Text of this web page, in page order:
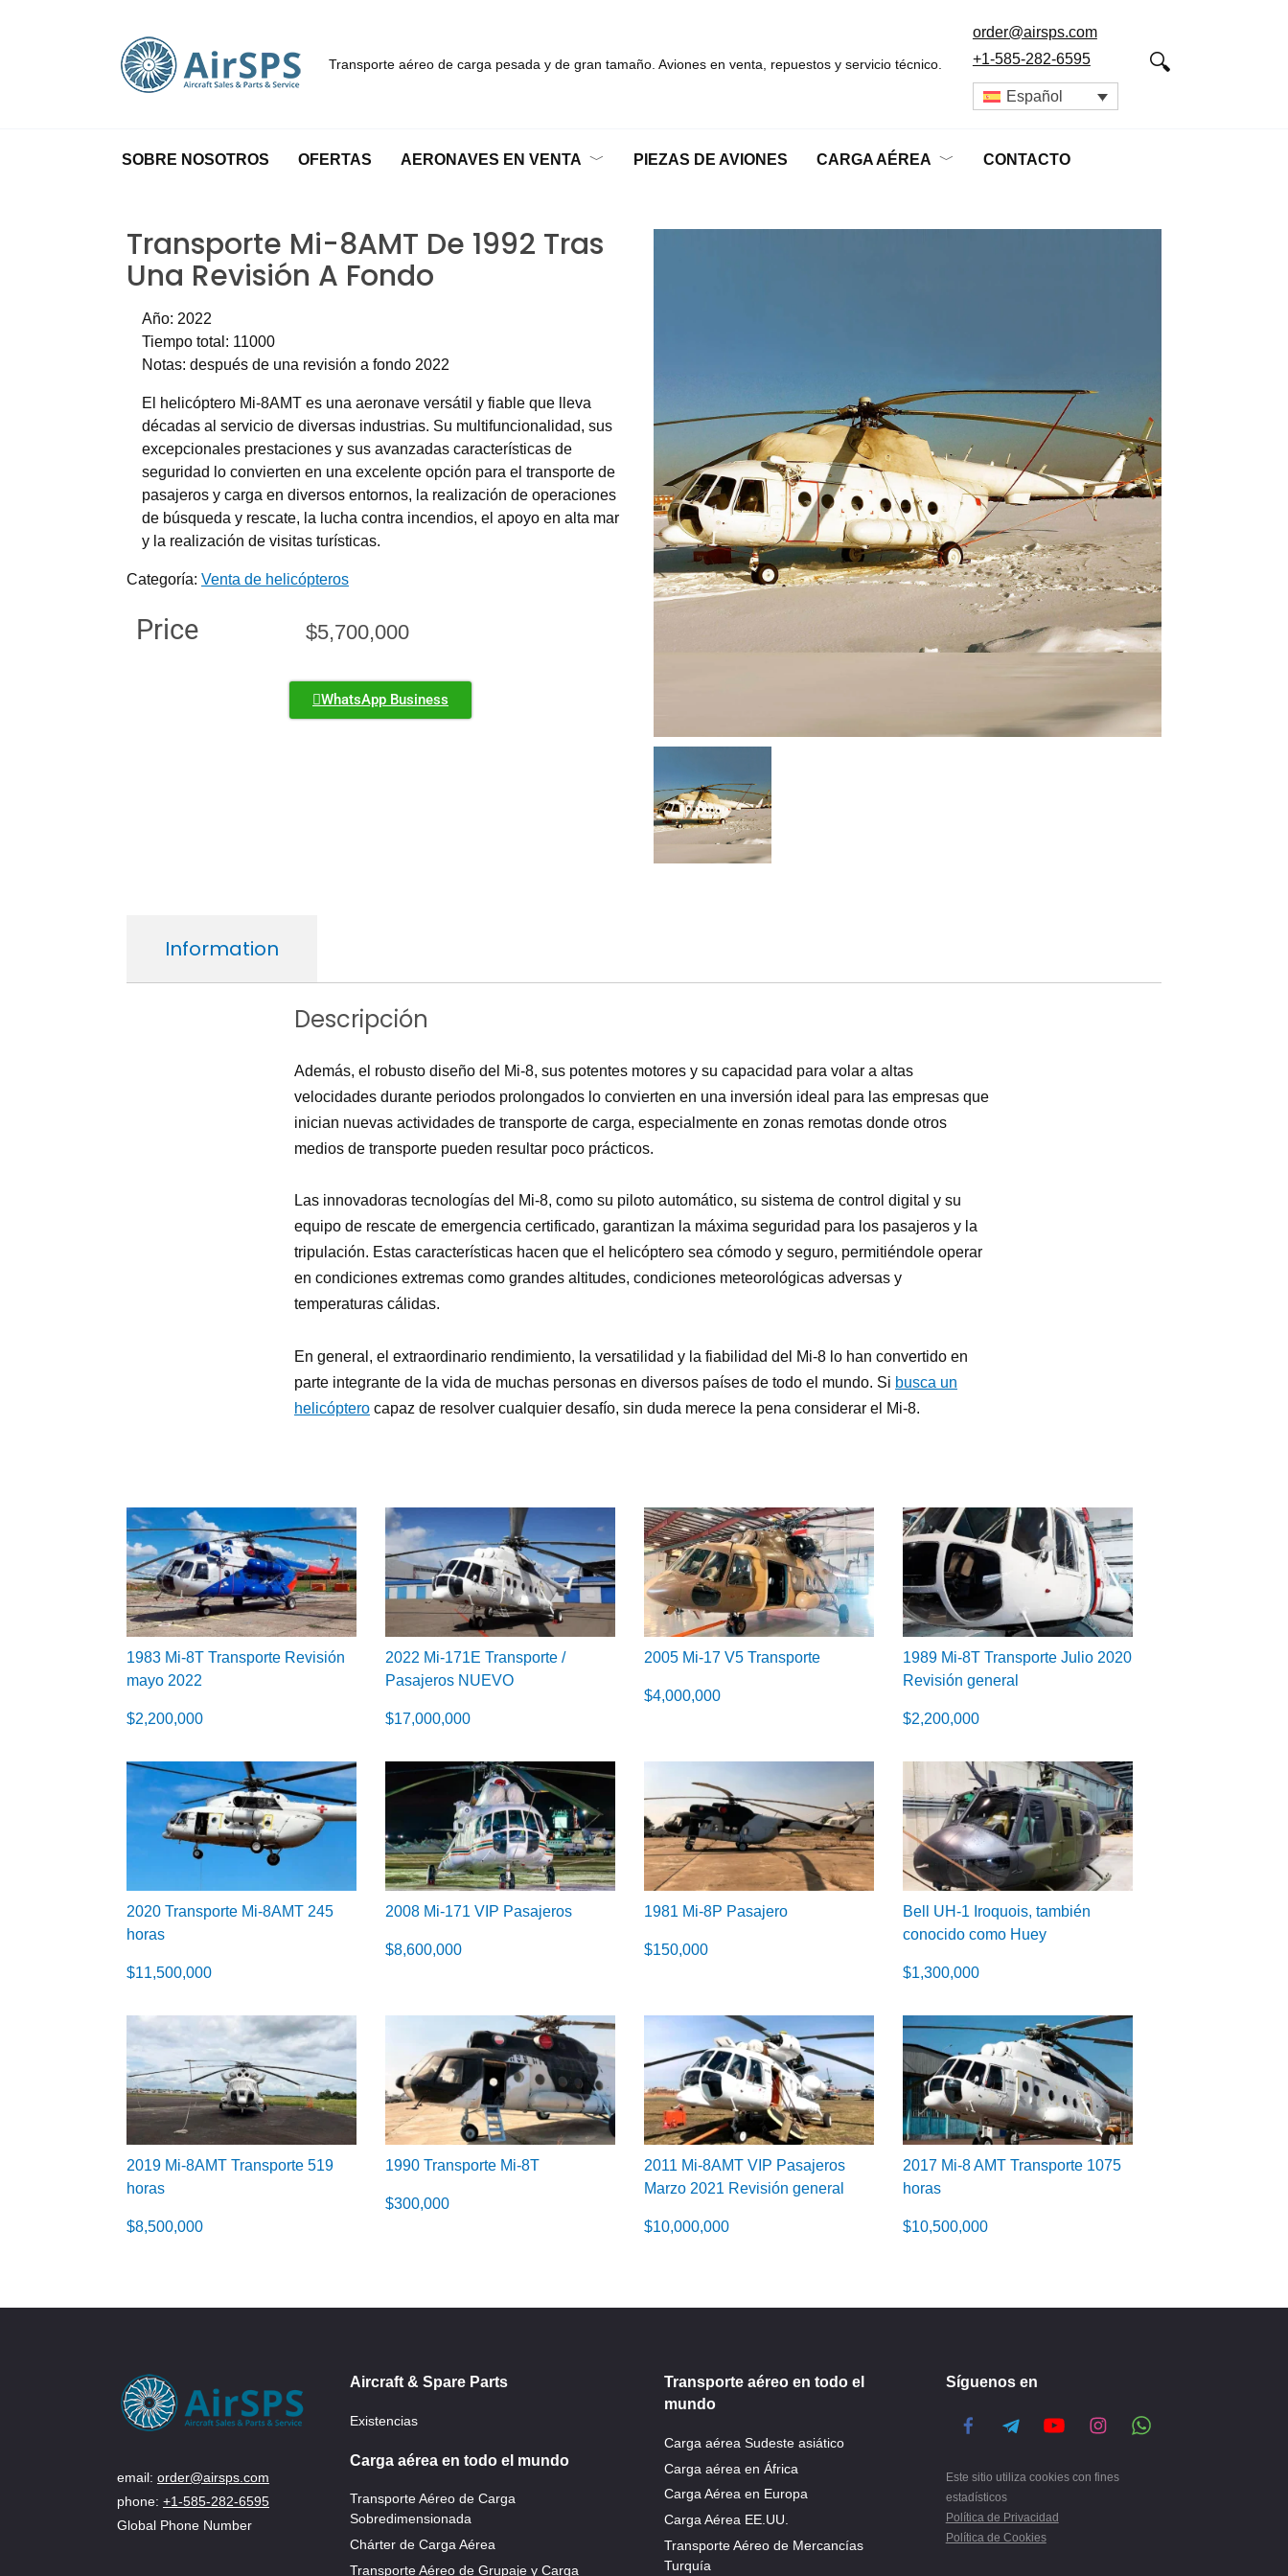
Transporte aéreo de carga pesada y de gran tamaño. Aviones en venta, repuestos y servicio técnico.
order@airsps.com
+1-585-282-6595
Español
SOBRE NOSOTROS OFERTAS AERONAVES EN VENTA PIEZAS DE AVIONES CARGA AÉREA CONTACTO
Transporte Mi-8AMT De 1992 Tras
Una Revisión A Fondo
Año: 2022
Tiempo total: 11000
Notas: después de una revisión a fondo 2022
El helicóptero Mi-8AMT es una aeronave versátil y fiable que lleva
décadas al servicio de diversas industrias. Su multifuncionalidad, sus
excepcionales prestaciones y sus avanzadas características de
seguridad lo convierten en una excelente opción para el transporte de
pasajeros y carga en diversos entornos, la realización de operaciones
de búsqueda y rescate, la lucha contra incendios, el apoyo en alta mar
y la realización de visitas turísticas.
Categoría: Venta de helicópteros
Price $5,700,000
WhatsApp Business
Information
Descripción
Además, el robusto diseño del Mi-8, sus potentes motores y su capacidad para volar a altas
velocidades durante periodos prolongados lo convierten en una inversión ideal para las empresas que
inician nuevas actividades de transporte de carga, especialmente en zonas remotas donde otros
medios de transporte pueden resultar poco prácticos.
Las innovadoras tecnologías del Mi-8, como su piloto automático, su sistema de control digital y su
equipo de rescate de emergencia certificado, garantizan la máxima seguridad para los pasajeros y la
tripulación. Estas características hacen que el helicóptero sea cómodo y seguro, permitiéndole operar
en condiciones extremas como grandes altitudes, condiciones meteorológicas adversas y
temperaturas cálidas.
En general, el extraordinario rendimiento, la versatilidad y la fiabilidad del Mi-8 lo han convertido en
parte integrante de la vida de muchas personas en diversos países de todo el mundo. Si busca un
helicóptero capaz de resolver cualquier desafío, sin duda merece la pena considerar el Mi-8.
1983 Mi-8T Transporte Revisión
mayo 2022
$2,200,000
2022 Mi-171E Transporte /
Pasajeros NUEVO
$17,000,000
2005 Mi-17 V5 Transporte
$4,000,000
1989 Mi-8T Transporte Julio 2020
Revisión general
$2,200,000
2020 Transporte Mi-8AMT 245
horas
$11,500,000
2008 Mi-171 VIP Pasajeros
$8,600,000
1981 Mi-8P Pasajero
$150,000
Bell UH-1 Iroquois, también
conocido como Huey
$1,300,000
2019 Mi-8AMT Transporte 519
horas
$8,500,000
1990 Transporte Mi-8T
$300,000
2011 Mi-8AMT VIP Pasajeros
Marzo 2021 Revisión general
$10,000,000
2017 Mi-8 AMT Transporte 1075
horas
$10,500,000
email: order@airsps.com
phone: +1-585-282-6595
Global Phone Number
Aircraft & Spare Parts
Existencias
Carga aérea en todo el mundo
Transporte Aéreo de Carga
Sobredimensionada
Chárter de Carga Aérea
Transporte Aéreo de Grupaje y Carga
Transporte aéreo en todo el
mundo
Carga aérea Sudeste asiático
Carga aérea en África
Carga Aérea en Europa
Carga Aérea EE.UU.
Transporte Aéreo de Mercancías
Turquía
Síguenos en
Este sitio utiliza cookies con fines
estadísticos
Política de Privacidad
Política de Cookies